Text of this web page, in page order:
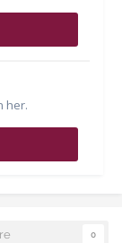
her.
0